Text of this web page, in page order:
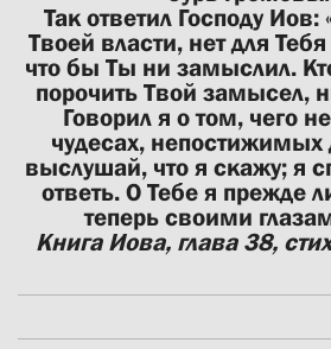
Так ответил Господу
Твоей власти, нет для
что бы Ты ни замыслил.
порочить Твой замысел,
Говорил я о том, чего
чудесах, непостижимых
выслушай, что я скажу; я
ответь. О Тебе я прежде
теперь своими
Книга Иова, глава 38,